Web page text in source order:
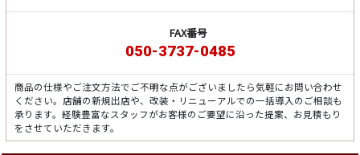
FAX番号
050-3737-0485
商品の仕様やご注文方法でご不明な点がございましたら気軽にお問い合わせ
ください。店舗の新規出店や、改装・リニューアルでの一括導入のご相談も
承ります。経験豊富なスタッフがお客様のご要望に沿った提案、お見積もり
をさせていただきます。